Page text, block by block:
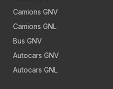
Camions GNV
Camions GNL
Bus GNV
Autocars GNV
Autocars GNL